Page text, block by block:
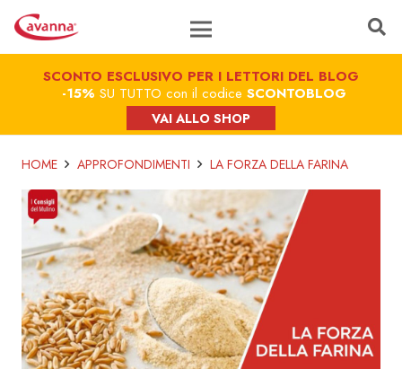
SCONTO ESCLUSIVO PER I LETTORI DEL BLOG
-15% SU TUTTO con il codice SCONTOBLOG
VAI ALLO SHOP
HOME APPROFONDIMENTI LA FORZA DELLA FARINA